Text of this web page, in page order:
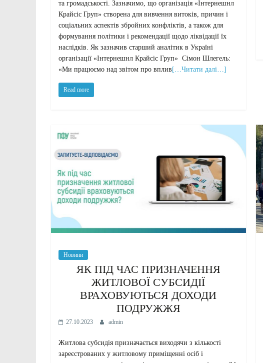
та громадськості. Зазначимо, що організація «Інтернешнл
Крайсіс Груп» створена для вивчення витоків, причин і
соціальних аспектів збройних конфліктів, а також для
формування політики і рекомендації щодо ліквідації їх
наслідків. Як зазначив старший аналітик в Україні
організації «Інтернешнл Крайсіс Груп» Сімон Шлегель:
«Ми працюємо над звітом про вплив[…Читати далі…]
Read more
Новини
ЯК ПІД ЧАС ПРИЗНАЧЕННЯ
ЖИТЛОВОЇ СУБСИДІЇ
ВРАХОВУЮТЬСЯ ДОХОДИ
ПОДРУЖЖЯ
27.10.2023 admin
Житлова субсидія призначається виходячи з кількості
зареєстрованих у житловому приміщенні осіб і